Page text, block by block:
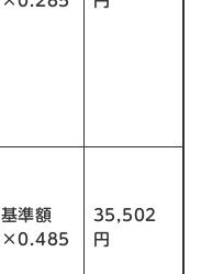
基準額
×0.485
35,502
円